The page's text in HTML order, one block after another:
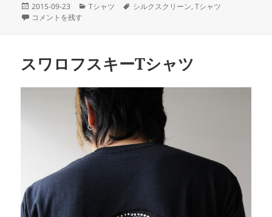
投
稿
2015-09-23
カ
Tシャツ
タ
シルクスクリーン,Tシャツ
初めて作ったTシャツ に
コメントを残す
スワロフスキーTシャツ